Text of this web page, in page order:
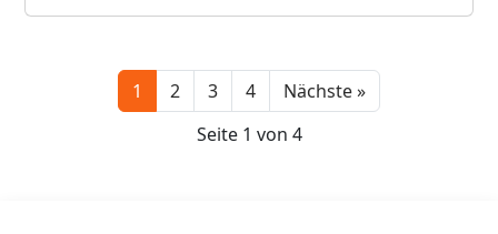
1 2 3 4 Nächste »Next
Seite 1 von 4